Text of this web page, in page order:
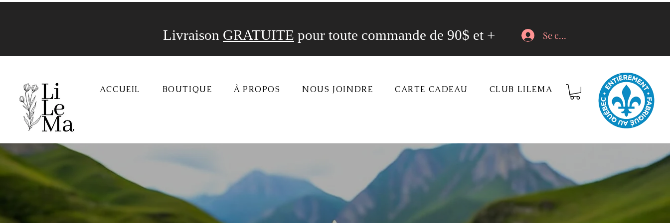
Livraison GRATUITE pour toute commande de 90$ et + Se connecter
ACCUEIL BOUTIQUE À PROPOS NOUS JOINDRE CARTE CADEAU CLUB LILEMA